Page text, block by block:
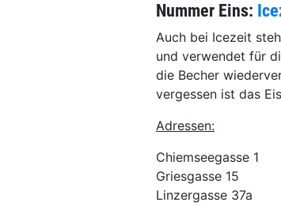
Nummer Eins:
Auch bei Icezeit
und verwendet für
die Becher
vergessen ist das
Adressen:
Chiemseegasse 1
Griesgasse 15
Linzergasse 37a